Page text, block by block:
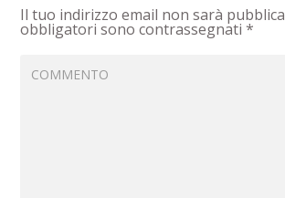
Il tuo indirizzo email non sarà
obbligatori sono contrassegnati*